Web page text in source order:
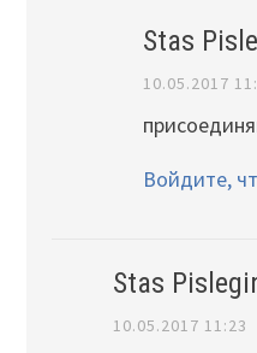
Stas
10.05.2017
Войдите,
Stas
10.05.2017 11:23